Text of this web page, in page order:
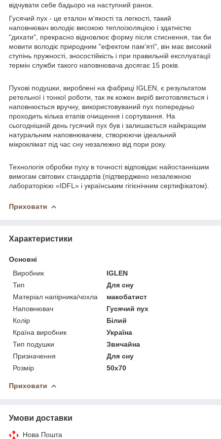
відчувати себе бадьоро на наступний ранок.
Гусячий пух - це еталон м'якості та легкості, такий
наповнювач володіє високою теплоізоляцією і здатністю
"дихати", прекрасно відновлює форму після стиснення, так би
мовити володіє природним "ефектом пам'яті", він має високий
ступінь пружності, зносостійкість і при правильній експлуатації
термін служби такого наповнювача досягає 15 років.
Пухові подушки, вироблені на фабриці IGLEN, є результатом
ретельної і тонкої роботи, так як кожен виріб виготовляється і
наповнюється вручну, використовуваний пух попередньо
проходить кілька етапів очищення і сортування. На
сьогоднішній день гусячий пух був і залишається найкращим
натуральним наповнювачем, створюючи ідеальний
мікроклімат під час сну незалежно від пори року.
Технологія обробки пуху в точності відповідає найостаннішим
вимогам світових стандартів (підтверджено незалежною
лабораторією «IDFL» і українським гігієнічним сертифікатом).
Приховати
Характеристики
Основні
Виробник
IGLEN
Тип
Для сну
Матеріал напірника/чохла
макобатист
Наповнювач
Гусячий пух
Колір
Білий
Країна виробник
Україна
Тип подушки
Звичайна
Призначення
Для сну
Розмір
50x70
Приховати
Умови доставки
Нова Пошта